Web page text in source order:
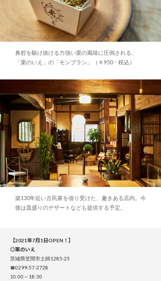
鼻腔を駆け抜ける力強い栗の風味に圧倒される、
「栗のいえ」の「モンブラン」（￥950・税込）
築130年近い古民家を借り受けた、趣きある店内。今
後は皿盛りのデザートなども提供する予定。
【2021年7月1日OPEN！】
◎栗のいえ
茨城県笠間市土師1285-25
☎0299-57-2728
10:00～18:30